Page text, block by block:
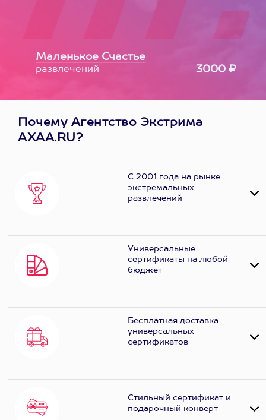
Маленькое Счастье
развлечений 3000 ₽
Почему Агентство Экстрима
AXAA.RU?
С 2001 года на рынке
экстремальных
развлечений
Универсальные
сертификаты на любой
бюджет
Бесплатная доставка
универсальных
сертификатов
Стильный сертификат и
подарочный конверт